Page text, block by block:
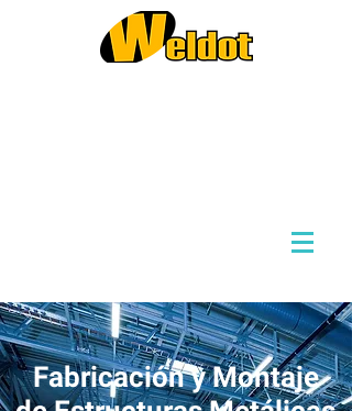
Fabricación y Montaje